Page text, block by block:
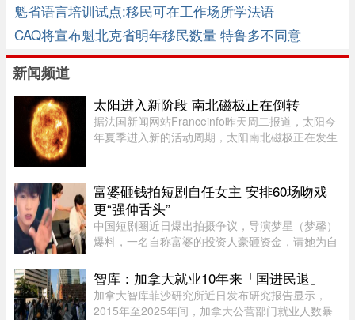
魁省语言培训试点:移民可在工作场所学法语
CAQ将宣布魁北克省明年移民数量 特鲁多不同意
新闻频道
太阳进入新阶段 南北磁极正在倒转
据法国新闻网站Franceinfo昨天周二报道，太阳今
年夏季进入新的活动周期，太阳南北磁极正在发生
南磁极，南磁极则转变为北 ...
富婆砸钱拍短剧自任女主 安排60场吻戏
更“强伸舌头”
中国短剧圈近日爆出拍摄争议，导演梦星（梦馨）
爆料，一名自称富婆的投资人豪砸资金，请她为自
主角，并亲选男主角演员，还要求剧中安排60多场
吻戏。男主角演员钟宇飞近 ...
智库：加拿大就业10年来「国进民退」
加拿大智库菲沙研究所近日发布研究报告显示，
2015年至2025年间，加拿大公营部门就业人数暴